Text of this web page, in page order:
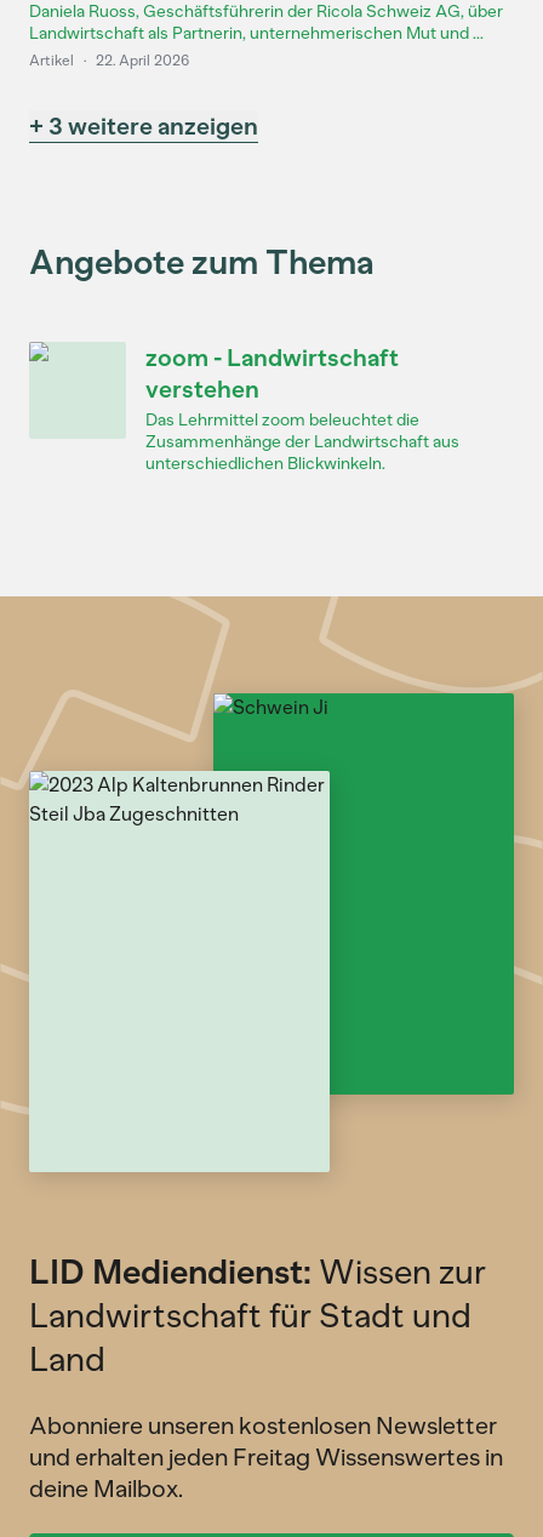
Daniela Ruoss, Geschäftsführerin der Ricola Schweiz AG, über
Landwirtschaft als Partnerin, unternehmerischen Mut und ...
Artikel · 22. April 2026
+ 3 weitere anzeigen
Angebote zum Thema
zoom - Landwirtschaft
verstehen
Das Lehrmittel zoom beleuchtet die
Zusammenhänge der Landwirtschaft aus
unterschiedlichen Blickwinkeln.
LID Mediendienst: Wissen zur
Landwirtschaft für Stadt und
Land
Abonniere unseren kostenlosen Newsletter
und erhalten jeden Freitag Wissenswertes in
deine Mailbox.